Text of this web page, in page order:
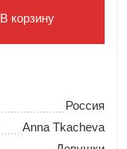
В корзину
Россия
Anna Tkacheva